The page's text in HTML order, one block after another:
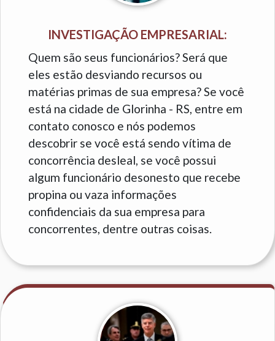
INVESTIGAÇÃO EMPRESARIAL:
Quem são seus funcionários? Será que
eles estão desviando recursos ou
matérias primas de sua empresa? Se você
está na cidade de Glorinha - RS, entre em
contato conosco e nós podemos
descobrir se você está sendo vítima de
concorrência desleal, se você possui
algum funcionário desonesto que recebe
propina ou vaza informações
confidenciais da sua empresa para
concorrentes, dentre outras coisas.